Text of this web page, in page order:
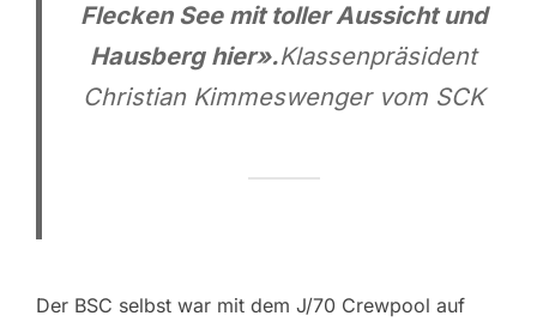
Flecken See mit toller Aussicht und
Hausberg hier».Klassenpräsident
Christian Kimmeswenger vom SCK
Der BSC selbst war mit dem J/70 Crewpool auf